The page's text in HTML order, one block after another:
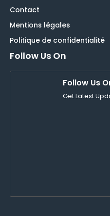
Contact
Mentions légales
Politique de confidentialité
Follow Us On
Follow Us
Get Latest